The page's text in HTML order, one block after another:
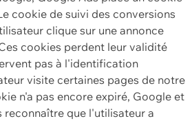
cookie de suivi des conversions
clique sur une annonce
cookies perdent leur validité
pas à l'identification
visite certaines pages de notre
n'a pas encore expiré, Google et
reconnaître que l'utilisateur a